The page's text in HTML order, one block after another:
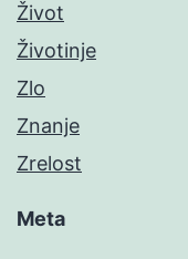
Život
Životinje
Zlo
Znanje
Zrelost
Meta